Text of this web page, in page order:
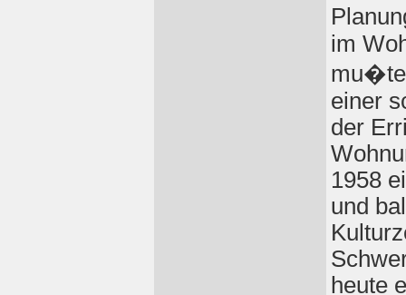
im
einer
der
1958
und
heute